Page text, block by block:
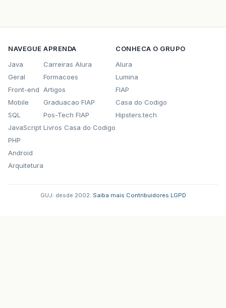
NAVEGUE
Java
Geral
Front-end
Mobile
SQL
JavaScript
PHP
Android
Arquitetura
APRENDA
Carreiras Alura
Formacoes
Artigos
Graduacao FIAP
Pos-Tech FIAP
Livros Casa do Codigo
CONHECA O GRUPO
Alura
Lumina
FIAP
Casa do Codigo
Hipsters.tech
GUJ: desde 2002. Saiba mais Contribuidores LGPD